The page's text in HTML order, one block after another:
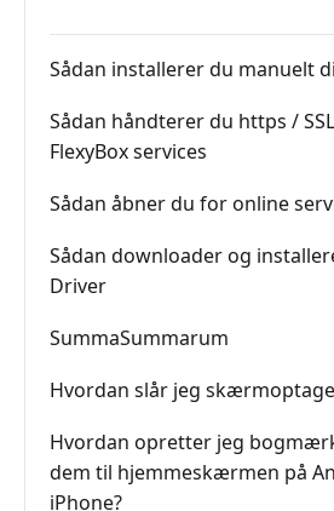
Sådan installerer du manuelt
Sådan håndterer du https /
FlexyBox services
Sådan åbner du for online
Sådan downloader og
Driver
SummaSummarum
Hvordan slår jeg
Hvordan opretter jeg
dem til hjemmeskærmen på
iPhone?